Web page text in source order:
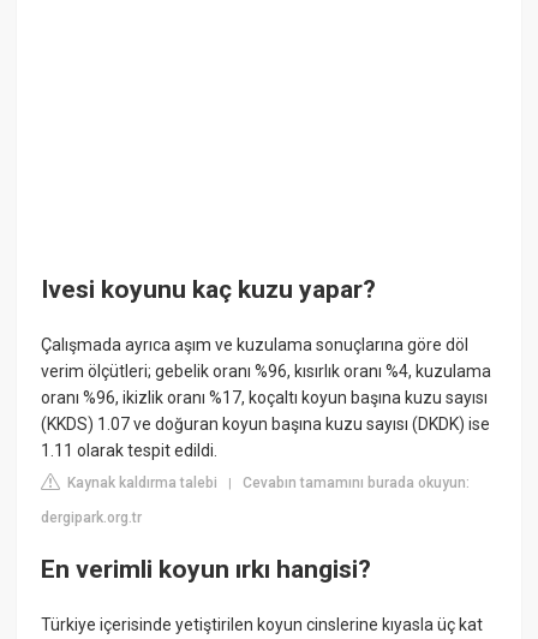
Ivesi koyunu kaç kuzu yapar?
Çalışmada ayrıca aşım ve kuzulama sonuçlarına göre döl
verim ölçütleri; gebelik oranı %96, kısırlık oranı %4, kuzulama
oranı %96, ikizlik oranı %17, koçaltı koyun başına kuzu sayısı
(KKDS) 1.07 ve doğuran koyun başına kuzu sayısı (DKDK) ise
1.11 olarak tespit edildi.
Kaynak kaldırma talebi |Cevabın tamamını burada okuyun:
dergipark.org.tr
En verimli koyun ırkı hangisi?
Türkiye içerisinde yetiştirilen koyun cinslerine kıyasla üç kat